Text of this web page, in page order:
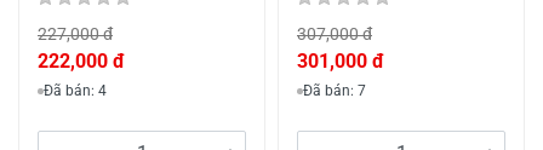
227,000 đ
222,000 đ
Đã bán: 4
307,000 đ
301,000 đ
Đã bán: 7